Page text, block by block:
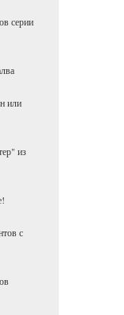
серии
или
из
с